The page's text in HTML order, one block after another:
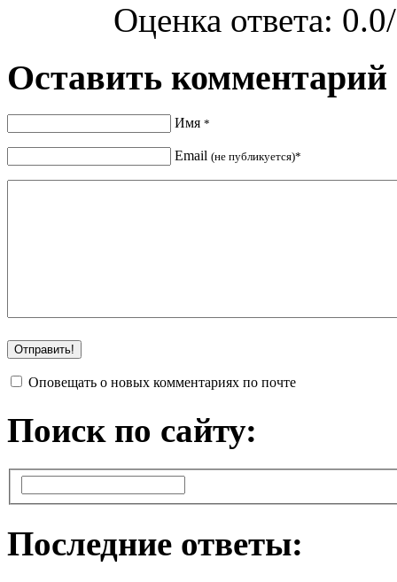
Оценка ответа: 0.0/
Оставить комментарий
Имя *
Email (не публикуется)*
Оповещать о новых комментариях по почте
Поиск по сайту:
Последние ответы: